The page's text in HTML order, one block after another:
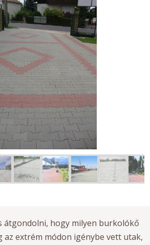
átgondolni, hogy milyen burkolókő
az extrém módon igénybe vett utak,